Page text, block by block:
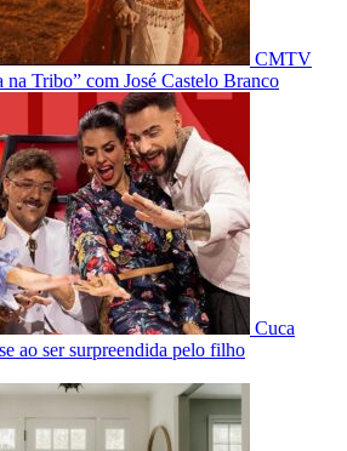
CMTV
na Tribo” com José Castelo Branco
Cuca
ao ser surpreendida pelo filho